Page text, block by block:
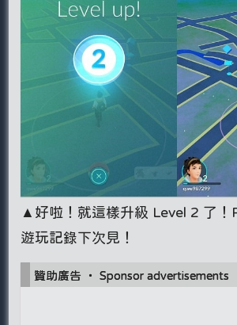
▲好啦！就這樣升級 Level 2 了！
遊玩記錄下次見！
贊助廣告 ‧ Sponsor advertisements